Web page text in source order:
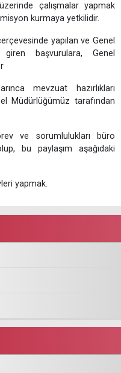
çalışmalar yapmak
kurmaya yetkilidir.
yapılan ve Genel
başvurulara, Genel
mevzuat hazırlıkları
Müdürlüğümüz tarafından
ve sorumlulukları büro
bu paylaşım aşağıdaki
yapmak.